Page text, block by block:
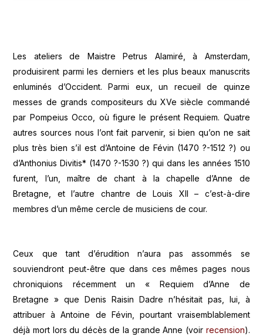
Les ateliers de Maistre Petrus Alamiré, à Amsterdam,
produisirent parmi les derniers et les plus beaux manuscrits
enluminés d’Occident. Parmi eux, un recueil de quinze
messes de grands compositeurs du XVe siècle commandé
par Pompeius Occo, où figure le présent Requiem. Quatre
autres sources nous l’ont fait parvenir, si bien qu’on ne sait
plus très bien s’il est d’Antoine de Févin (1470 ?-1512 ?) ou
d’Anthonius Divitis* (1470 ?-1530 ?) qui dans les années 1510
furent, l’un, maître de chant à la chapelle d’Anne de
Bretagne, et l’autre chantre de Louis XII – c’est-à-dire
membres d’un même cercle de musiciens de cour.
Ceux que tant d’érudition n’aura pas assommés se
souviendront peut-être que dans ces mêmes pages nous
chroniquions récemment un « Requiem d’Anne de
Bretagne » que Denis Raisin Dadre n’hésitait pas, lui, à
attribuer à Antoine de Févin, pourtant vraisemblablement
déjà mort lors du décès de la grande Anne (voir recension).